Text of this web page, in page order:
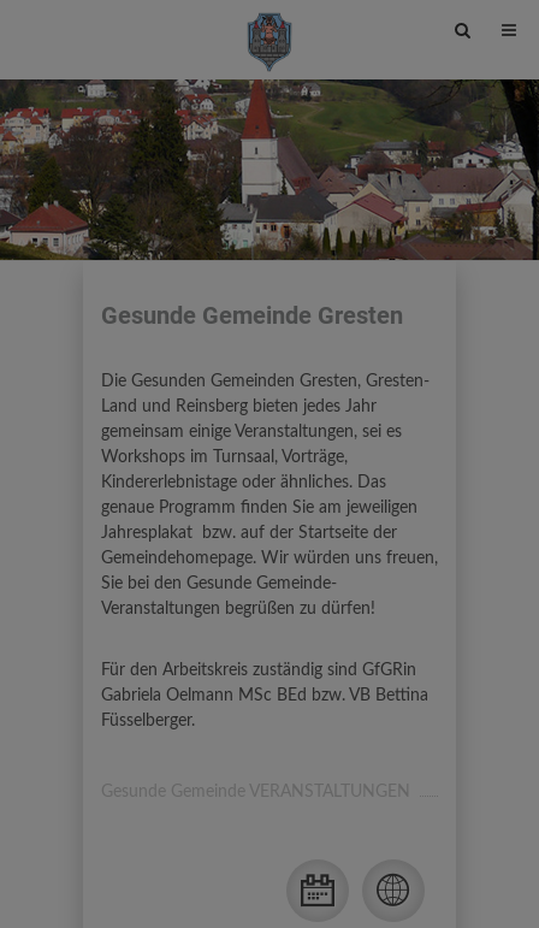
Site
toggle
Gesunde Gemeinde Gresten
Die Gesunden Gemeinden Gresten, Gresten-
Land und Reinsberg bieten jedes Jahr
gemeinsam einige Veranstaltungen, sei es
Workshops im Turnsaal, Vorträge,
Kindererlebnistage oder ähnliches. Das
genaue Programm finden Sie am jeweiligen
Jahresplakat
bzw. auf der Startseite der
Gemeindehomepage. Wir würden uns freuen,
Sie bei den Gesunde Gemeinde-
Veranstaltungen begrüßen zu dürfen!
Für den Arbeitskreis zuständig sind GfGRin
Gabriela Oelmann MSc BEd bzw. VB Bettina
Füsselberger.
Gesunde Gemeinde VERANSTALTUNGEN